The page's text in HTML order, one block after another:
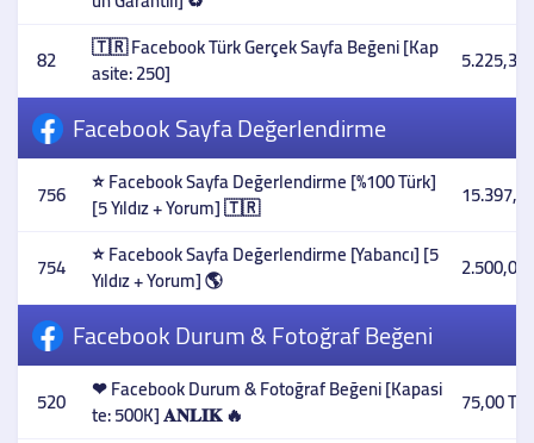
82 🇹🇷 Facebook Türk Gerçek Sayfa Beğeni [Kap
asite: 250] 5.225,33
Facebook Sayfa Değerlendirme
756 ⭐ Facebook Sayfa Değerlendirme [%100 Türk]
[5 Yıldız + Yorum] 🇹🇷
754 ⭐ Facebook Sayfa Değerlendirme [Yabancı] [5
Yıldız + Yorum] 🌎 2.500,00
Facebook Durum & Fotoğraf Beğeni
520 ❤ Facebook Durum & Fotoğraf Beğeni [Kapasi
te: 500K] 𝐀𝐍𝐋𝐈𝐊 🔥 75,00 TL